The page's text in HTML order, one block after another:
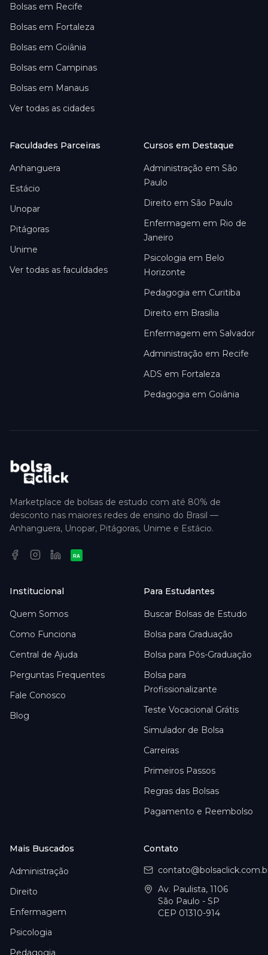
Bolsas em Recife
Bolsas em Fortaleza
Bolsas em Goiânia
Bolsas em Campinas
Bolsas em Manaus
Ver todas as cidades
Faculdades Parceiras
Anhanguera
Estácio
Unopar
Pitágoras
Unime
Ver todas as faculdades
Cursos em Destaque
Administração em São
Paulo
Direito em São Paulo
Enfermagem em Rio de
Janeiro
Psicologia em Belo
Horizonte
Pedagogia em Curitiba
Direito em Brasília
Enfermagem em Salvador
Administração em Recife
ADS em Fortaleza
Pedagogia em Goiânia
Marketplace de bolsas de estudo com até 80% de
desconto nas maiores redes de ensino do Brasil —
Anhanguera, Unopar, Pitágoras, Unime e Estácio.
RA
Institucional
Quem Somos
Como Funciona
Central de Ajuda
Perguntas Frequentes
Fale Conosco
Blog
Para Estudantes
Buscar Bolsas de Estudo
Bolsa para Graduação
Bolsa para Pós-Graduação
Bolsa para
Profissionalizante
Teste Vocacional Grátis
Simulador de Bolsa
Carreiras
Primeiros Passos
Regras das Bolsas
Pagamento e Reembolso
Mais Buscados
Administração
Direito
Enfermagem
Psicologia
Pedagogia
Contato
Av. Paulista, 1106
São Paulo - SP
CEP 01310-914